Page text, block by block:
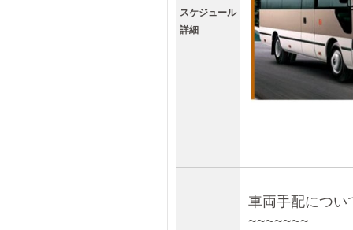
スケジュール
詳細
車両手配につい
~~~~~~~